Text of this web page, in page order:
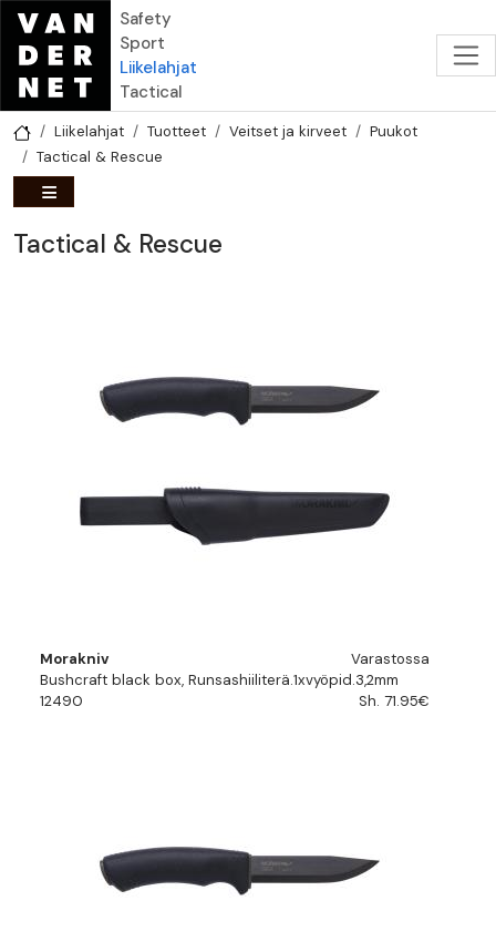
Hyppää pääsisältöön
Safety
Sport
Liikelahjat
Tactical
Liikelahjat Tuotteet Veitset ja kirveet
Puukot
Tactical & Rescue
Tactical & Rescue
Morakniv
Varastossa
Bushcraft black box, Runsashiiliterä.1xvyöpid.3,2mm
12490
Sh. 71.95€